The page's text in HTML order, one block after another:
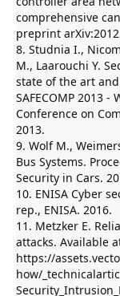
comprehensive
preprint
8. Studnia I.,
M., Laarouchi Y.
state of the art
SAFECOMP 2013
Conference on
2013.
9. Wolf M.,
Bus Systems.
Security in Cars.
10. ENISA Cyber
rep., ENISA. 2016.
11. Metzker E.
attacks. Available
https://
how/